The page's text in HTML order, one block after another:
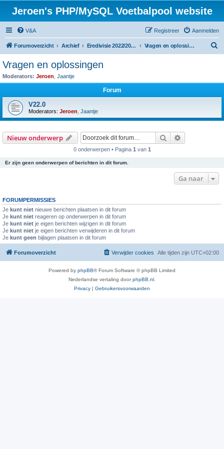
Jeroen's PHP/MySQL Voetbalpool website
V&A Aanmelden
Registreer
Forumoverzicht Archief Eredivisie 2022/2023 voetbalpool Vragen en oplossingen
Vragen en oplossingen
Moderators: Jeroen Jaantje
Forum
V22.0
Moderators: Jeroen Jaantje
Nieuw onderwerp Zoek
0 onderwerpen • Pagina 1 van 1
Er zijn geen onderwerpen of berichten in dit forum.
Ga naar
FORUMPERMISSIES
Je kunt niet nieuwe berichten plaatsen in dit forum
Je kunt niet reageren op onderwerpen in dit forum
Je kunt niet je eigen berichten wijzigen in dit forum
Je kunt niet je eigen berichten verwijderen in dit forum
Je kunt geen bijlagen plaatsen in dit forum
Forumoverzicht Alle tijden zijn UTC+02:00
Verwijder cookies
Powered by phpBB® Forum Software © phpBB Limited
Nederlandse vertaling doorphpBB.nl
Privacy | Gebruikersvoorwaarden